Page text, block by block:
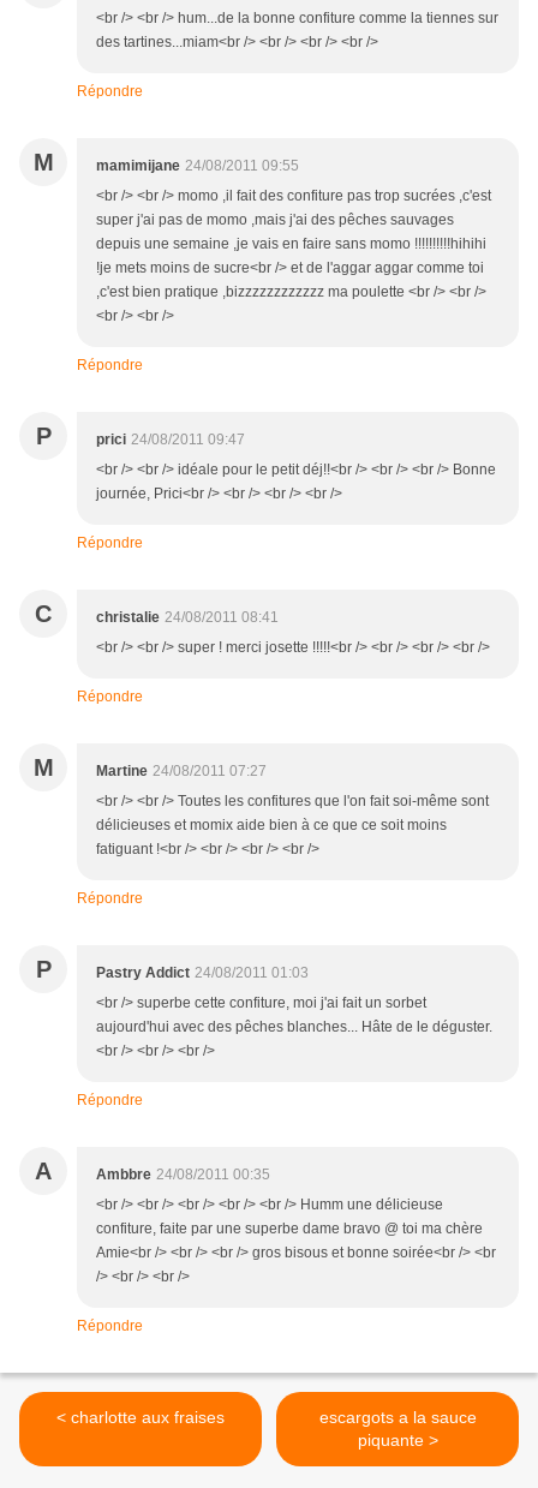
<br /> <br /> hum...de la bonne confiture comme la tiennes sur
des tartines...miam<br /> <br /> <br /> <br />
Répondre
M mamimijane 24/08/2011 09:55
<br /> <br /> momo ,il fait des confiture pas trop sucrées ,c'est
super j'ai pas de momo ,mais j'ai des pêches sauvages
depuis une semaine ,je vais en faire sans momo !!!!!!!!!!hihihi
!je mets moins de sucre<br /> et de l'aggar aggar comme toi
,c'est bien pratique ,bizzzzzzzzzzzz ma poulette <br /> <br />
<br /> <br />
Répondre
P prici 24/08/2011 09:47
<br /> <br /> idéale pour le petit déj!!<br /> <br /> <br /> Bonne
journée, Prici<br /> <br /> <br /> <br />
Répondre
C christalie 24/08/2011 08:41
<br /> <br /> super ! merci josette !!!!!<br /> <br /> <br /> <br />
Répondre
M Martine 24/08/2011 07:27
<br /> <br /> Toutes les confitures que l'on fait soi-même sont
délicieuses et momix aide bien à ce que ce soit moins
fatiguant !<br /> <br /> <br /> <br />
Répondre
P Pastry Addict 24/08/2011 01:03
<br /> superbe cette confiture, moi j'ai fait un sorbet
aujourd'hui avec des pêches blanches... Hâte de le déguster.
<br /> <br /> <br />
Répondre
A Ambbre 24/08/2011 00:35
<br /> <br /> <br /> <br /> <br /> Humm une délicieuse
confiture, faite par une superbe dame bravo @ toi ma chère
Amie<br /> <br /> <br /> gros bisous et bonne soirée<br /> <br
/> <br /> <br />
Répondre
< charlotte aux fraises
escargots a la sauce
piquante >